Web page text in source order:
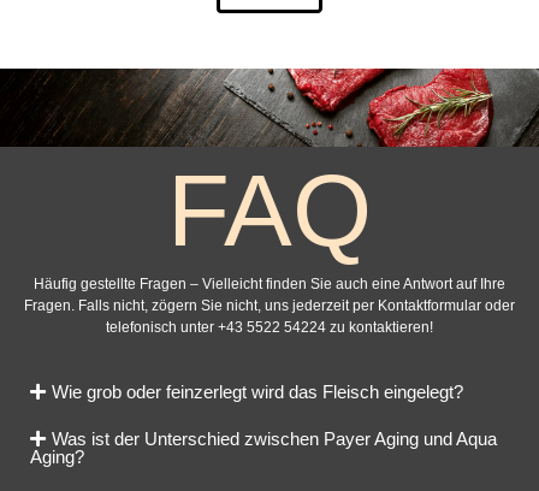
FAQ
Häufig gestellte Fragen – Vielleicht finden Sie auch eine Antwort auf Ihre
Fragen. Falls nicht, zögern Sie nicht, uns jederzeit per Kontaktformular oder
telefonisch unter +43 5522 54224 zu kontaktieren!
Wie grob oder feinzerlegt wird das Fleisch eingelegt?
Was ist der Unterschied zwischen Payer Aging und Aqua
Aging?